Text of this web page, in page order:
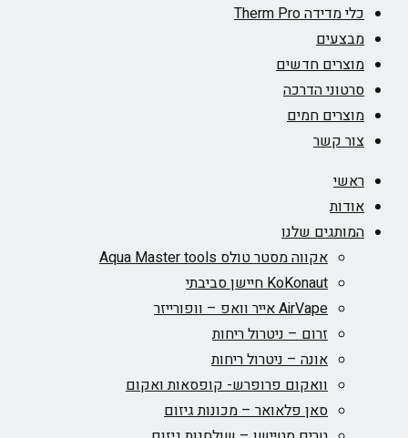
כלי מדידה Therm Pro
מבצעים
מוצרים חדשים
סרטוני הדרכה
מוצרים חמים
צור קשר
ראשי
אודות
המותגים שלנו
אקווה מסטר טולס Aqua Master tools
KoKonaut חיישן סביבתי
AirVape אייר וואפ – וופורייזר
זרום – ניטרול ריחות
אונה – ניטרול ריחות
וואקום פרופרש- קופסאות ואקום
סאן פלאואר – מכונות גיזום